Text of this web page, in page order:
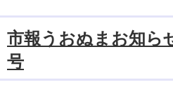
市報うおぬまお知ら
号